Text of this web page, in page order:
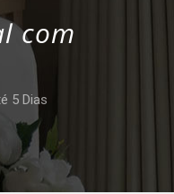
com
5 Dias